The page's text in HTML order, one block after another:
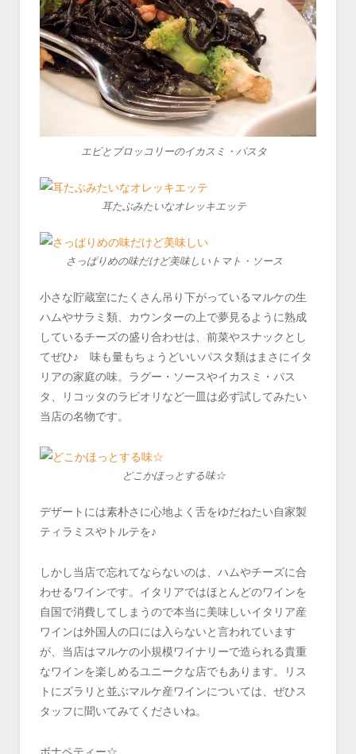
エビとブロッコリーのイカスミ・パスタ
耳たぶみたいなオレッキエッテ
さっぱりめの味だけど美味しいトマト・ソース
小さな貯蔵室にたくさん吊り下がっているマルケの生
ハムやサラミ類、カウンターの上で夢見るように熟成
しているチーズの盛り合わせは、前菜やスナックとし
てぜひ♪ 味も量もちょうどいいパスタ類はまさにイタ
リアの家庭の味。ラグー・ソースやイカスミ・パス
タ、リコッタのラビオリなど一皿は必ず試してみたい
当店の名物です。
どこかほっとする味☆
デザートには素朴さに心地よく舌をゆだねたい自家製
ティラミスやトルテを♪
しかし当店で忘れてならないのは、ハムやチーズに合
わせるワインです。イタリアではほとんどのワインを
自国で消費してしまうので本当に美味しいイタリア産
ワインは外国人の口には入らないと言われています
が、当店はマルケの小規模ワイナリーで造られる貴重
なワインを楽しめるユニークな店でもあります。リス
トにズラリと並ぶマルケ産ワインについては、ぜひス
タッフに聞いてみてくださいね。